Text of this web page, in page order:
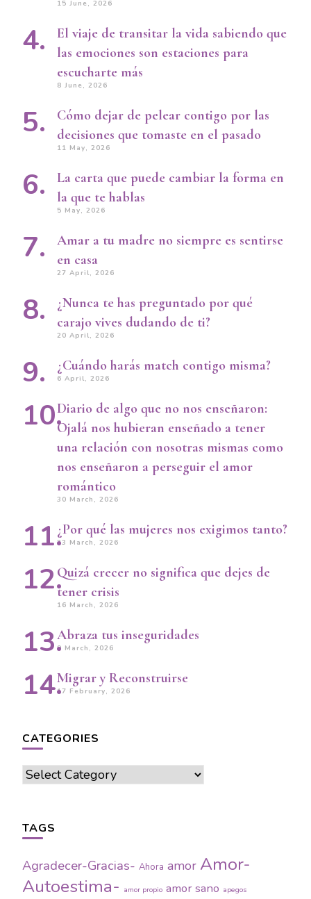
15 June, 2026
El viaje de transitar la vida sabiendo que
las emociones son estaciones para
escucharte más
8 June, 2026
Cómo dejar de pelear contigo por las
decisiones que tomaste en el pasado
11 May, 2026
La carta que puede cambiar la forma en
la que te hablas
5 May, 2026
Amar a tu madre no siempre es sentirse
en casa
27 April, 2026
¿Nunca te has preguntado por qué
carajo vives dudando de ti?
20 April, 2026
¿Cuándo harás match contigo misma?
6 April, 2026
Diario de algo que no nos enseñaron:
Ojalá nos hubieran enseñado a tener
una relación con nosotras mismas como
nos enseñaron a perseguir el amor
romántico
30 March, 2026
¿Por qué las mujeres nos exigimos tanto?
23 March, 2026
Quizá crecer no significa que dejes de
tener crisis
16 March, 2026
Abraza tus inseguridades
9 March, 2026
Migrar y Reconstruirse
17 February, 2026
CATEGORIES
Categories
TAGS
Agradecer-Gracias- Ahora amor Amor-
Autoestima- amor propio amor sano apegos